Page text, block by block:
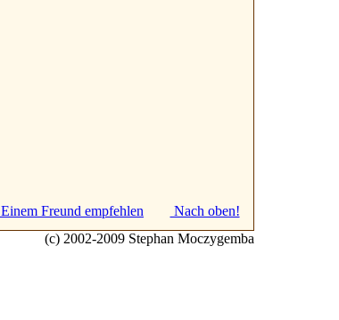
Einem Freund empfehlen
Nach oben!
(c) 2002-2009 Stephan Moczygemba